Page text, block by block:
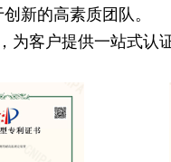
新的高素质团队。
客户提供一站式认证